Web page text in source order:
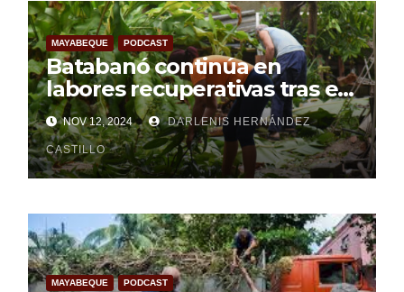
MAYABEQUE PODCAST
Batabanó continúa en
labores recuperativas tras el
paso del huracán Rafael (+
Audio)
NOV 12, 2024 DARLENIS HERNÁNDEZ
CASTILLO
MAYABEQUE PODCAST